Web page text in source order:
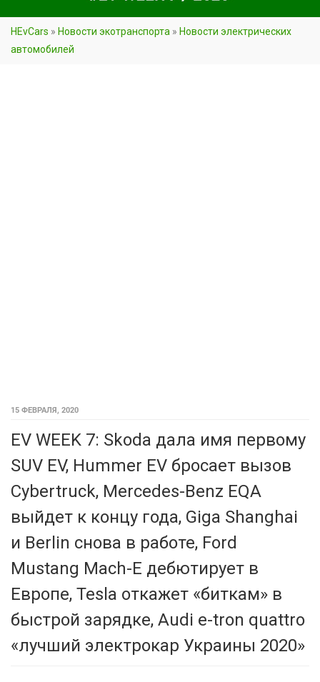
HEvCars » Новости экотранспорта » Новости электрических
автомобилей
15 ФЕВРАЛЯ, 2020
EV WEEK 7: Skoda дала имя первому
SUV EV, Hummer EV бросает вызов
Cybertruck, Mercedes-Benz EQA
выйдет к концу года, Giga Shanghai
и Berlin снова в работе, Ford
Mustang Mach-E дебютирует в
Европе, Tesla откажет «биткам» в
быстрой зарядке, Audi e-tron quattro
«лучший электрокар Украины 2020»